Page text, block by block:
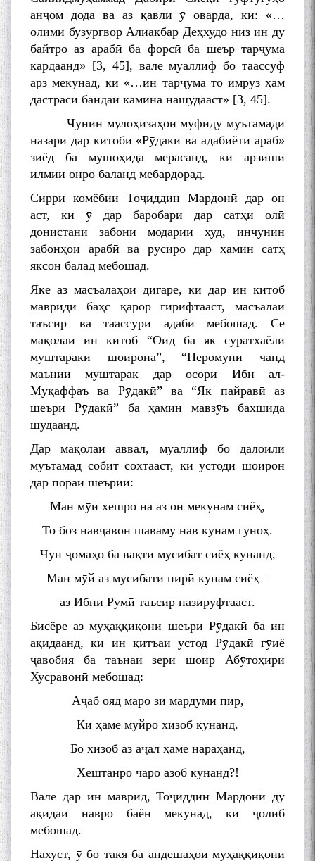
анҷом дода ва аз қавли ӯ оварда, ки: «…
олими бузургвор Алиакбар Деҳхудо низ ин ду
байтро аз арабӣ ба форсӣ ба шеър тарҷума
кардаанд» [3, 45], вале муаллиф бо таассуф
арз мекунад, ки «…ин тарҷума то имрӯз ҳам
дастраси бандаи камина нашудааст» [3, 45].
Чунин мулоҳизаҳои муфиду муътамади
назарӣ дар китоби «Рӯдакӣ ва адабиёти араб»
зиёд ба мушоҳида мерасанд, ки арзиши
илмии онро баланд мебардорад.
Сирри комёбии Тоҷиддин Мардонӣ дар он
аст, ки ӯ дар баробари дар сатҳи олӣ
донистани забони модарии худ, инчунин
забонҳои арабӣ ва русиро дар ҳамин сатҳ
яксон балад мебошад.
Яке аз масъалаҳои дигаре, ки дар ин китоб
мавриди баҳс қарор гирифтааст, масъалаи
таъсир ва таассури адабӣ мебошад. Се
мақолаи ин китоб “Оид ба як суратхаёли
муштараки шоирона”, “Перомуни чанд
маънии муштарак дар осори Ибн ал-
Муқаффаъ ва Рӯдакӣ” ва “Як пайравӣ аз
шеъри Рӯдакӣ” ба ҳамин мавзӯъ бахшида
шудаанд.
Дар мақолаи аввал, муаллиф бо далоили
муътамад собит сохтааст, ки устоди шоирон
дар пораи шеърии:
Ман мӯи хешро на аз он мекунам сиёҳ,
То боз навҷавон шаваму нав кунам гуноҳ.
Чун ҷомаҳо ба вақти мусибат сиёҳ кунанд,
Ман мӯй аз мусибати пирӣ кунам сиёҳ –
аз Ибни Румӣ таъсир пазируфтааст.
Бисёре аз муҳаққиқони шеъри Рӯдакӣ ба ин
ақидаанд, ки ин қитъаи устод Рӯдакӣ гӯиё
ҷавобия ба таънаи зери шоир Абӯтоҳири
Хусравонӣ мебошад:
Аҷаб ояд маро зи мардуми пир,
Ки ҳаме мӯйро хизоб кунанд.
Бо хизоб аз аҷал ҳаме нараҳанд,
Хештанро чаро азоб кунанд?!
Вале дар ин маврид, Тоҷиддин Мардонӣ ду
ақидаи навро баён мекунад, ки ҷолиб
мебошад.
Нахуст, ӯ бо такя ба андешаҳои муҳаққиқони